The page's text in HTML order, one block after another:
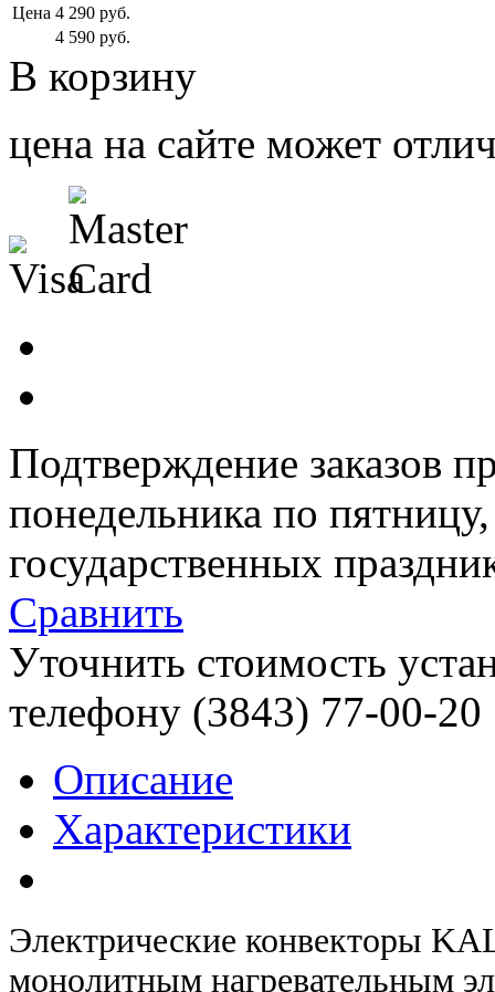
Цена 4 290 руб.
4 590 руб.
В корзину
цена на сайте может
Подтверждение заказов
понедельника по
государственных
Сравнить
Уточнить стоимость
телефону (3843) 77-00-20
Описание
Характеристики
Электрические конвекторы
монолитным нагревательным